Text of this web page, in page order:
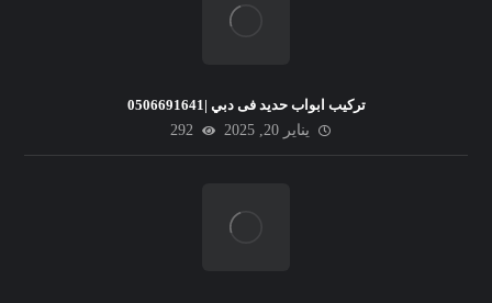
تركيب ابواب حديد فى دبي |0506691641
يناير 20, 2025
292